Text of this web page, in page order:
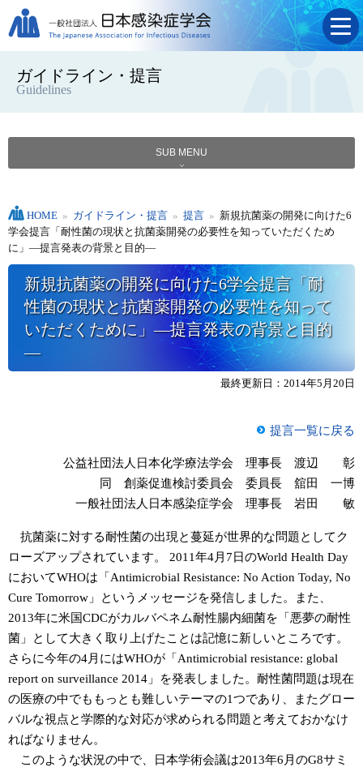
ガイドライン・提言
Guidelines
SUB MENU
HOME » ガイドライン・提言 » 提言 » 新規抗菌薬の開発に向けた6
学会提言「耐性菌の現状と抗菌薬開発の必要性を知っていただくため
に」―提言発表の背景と目的―
新規抗菌薬の開発に向けた6学会提言「耐
性菌の現状と抗菌薬開発の必要性を知って
いただくために」―提言発表の背景と目的
―
最終更新日：2014年5月20日
提言一覧に戻る
公益社団法人日本化学療法学会 理事長 渡辺 彰
同 創薬促進検討委員会 委員長 舘田 一博
一般社団法人日本感染症学会 理事長 岩田 敏
抗菌薬に対する耐性菌の出現と蔓延が世界的な問題としてク
ローズアップされています。 2011年4月7日のWorld Health Day
においてWHOは「Antimicrobial Resistance: No Action Today, No
Cure Tomorrow」というメッセージを発信しました。また、
2013年に米国CDCがカルバペネム耐性腸内細菌を「悪夢の耐性
菌」として大きく取り上げたことは記憶に新しいところです。
さらに今年の4月にはWHOが「Antimicrobial resistance: global
report on surveillance 2014」を発表しました。耐性菌問題は現在
の医療の中でももっとも難しいテーマの1つであり、またグロー
バルな視点と学際的な対応が求められる問題と考えておかなけ
ればなりません。
このような状況の中で、日本学術会議は2013年6月のG8サミ